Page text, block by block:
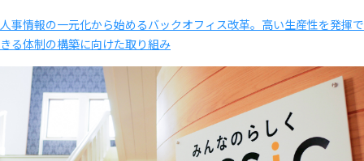
人事情報の一元化から始めるバックオフィス改革。高い生産性を発揮で
きる体制の構築に向けた取り組み